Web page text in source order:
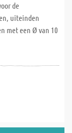
de
uiteinden
met een Ø van 10